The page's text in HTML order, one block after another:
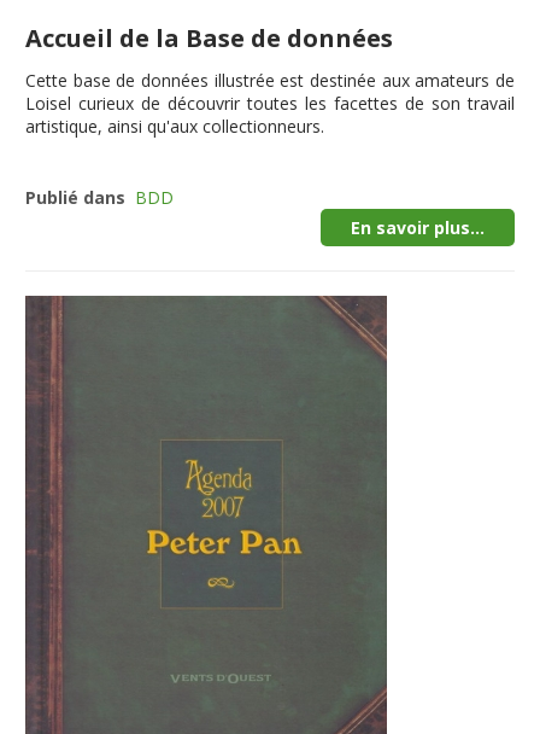
Accueil de la Base de données
Cette base de données illustréeest destinée aux amateurs de
Loisel curieux de découvrir toutes les facettes de son travail
artistique, ainsi qu'aux collectionneurs.
Publié dans BDD
En savoir plus...